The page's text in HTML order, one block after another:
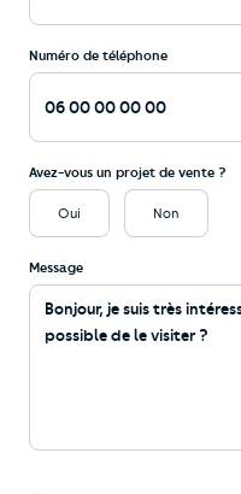
Numéro de téléphone
Avez-vous un projet de vente ?
Oui Non
Message